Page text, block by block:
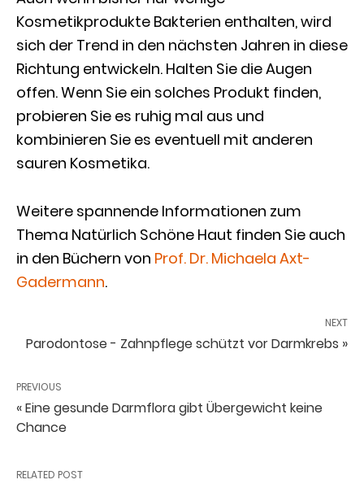
Kosmetikprodukte Bakterien enthalten, wird
sich der Trend in den nächsten Jahren in diese
Richtung entwickeln. Halten Sie die Augen
offen. Wenn Sie ein solches Produkt finden,
probieren Sie es ruhig mal aus und
kombinieren Sie es eventuell mit anderen
sauren Kosmetika.
Weitere spannende Informationen zum
Thema Natürlich Schöne Haut finden Sie auch
in den Büchern von Prof. Dr. Michaela Axt-
Gadermann.
NEXT
Parodontose - Zahnpflege schützt vor Darmkrebs »
PREVIOUS
« Eine gesunde Darmflora gibt Übergewicht keine
Chance
RELATED POST